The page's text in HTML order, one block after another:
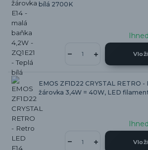
bílá 2700K
EMOS ZF1D22 CRYSTAL RETRO
žárovka 3,4W = 40W, LED